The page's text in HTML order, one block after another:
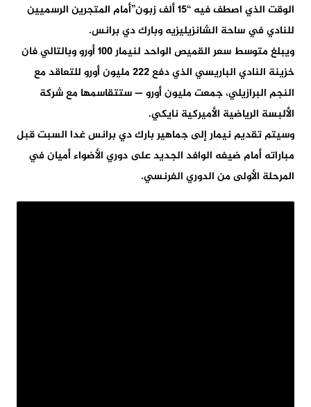
الوقت الذي اصطف فيه “15 ألف زبون”أمام المتجرين الرسميين
للنادي في ساحة الشانزيليزيه وبارك دي برانس.
ويبلغ متوسط سعر القميص الواحد لنيمار 100 أورو وبالتالي فان
خزينة النادي الباريسي الذي دفع 222 مليون أورو للتعاقد مع
النجم البرازيلي، جمعت مليون أورو — ستتقاسمها مع شركة
الألبسة الرياضية الأميركية نايكي.
وسيتم تقديم نيمار إلى جماهير بارك دي برانس غدا السبت قبل
مباراته أمام ضيفه الوافد الجديد على دوري الأضواء أميان في
المرحلة الأولى من الدوري الفرنسي.